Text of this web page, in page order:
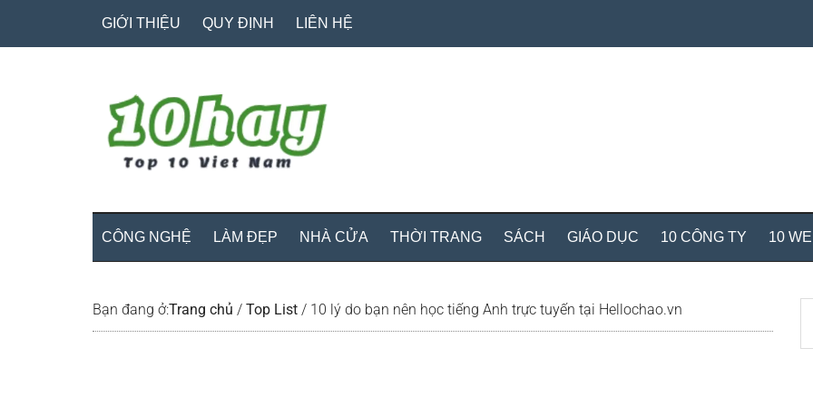
GIỚI THIỆU QUY ĐỊNH LIÊN HỆ
CÔNG NGHỆ LÀM ĐẸP NHÀ CỬA THỜI TRANG SÁCH GIÁO DỤC 10 CÔNG TY 10
Bạn đang ở:Trang chủ / Top List / 10 lý do bạn nên học tiếng Anh trực tuyến tại Hellochao.vn